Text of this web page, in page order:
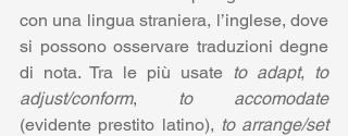
con una lingua straniera, l’inglese, dove
si possono osservare traduzioni degne
di nota. Tra le più usate to adapt, to
adjust/conform, to accomodate
(evidente prestito latino), to arrange/set